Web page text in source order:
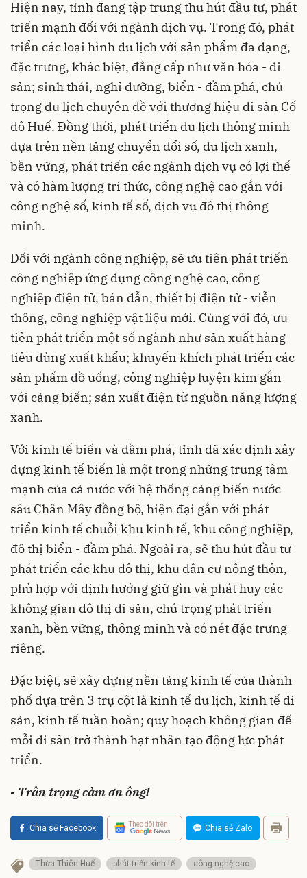
Hiện nay, tỉnh đang tập trung thu hút đầu tư, phát
triển mạnh đối với ngành dịch vụ. Trong đó, phát
triển các loại hình du lịch với sản phẩm đa dạng,
đặc trưng, khác biệt, đẳng cấp như văn hóa - di
sản; sinh thái, nghỉ dưỡng, biển - đầm phá, chú
trọng du lịch chuyên đề với thương hiệu di sản Cố
đô Huế. Đồng thời, phát triển du lịch thông minh
dựa trên nền tảng chuyển đổi số, du lịch xanh,
bền vững, phát triển các ngành dịch vụ có lợi thế
và có hàm lượng tri thức, công nghệ cao gắn với
công nghệ số, kinh tế số, dịch vụ đô thị thông
minh.
Đối với ngành công nghiệp, sẽ ưu tiên phát triển
công nghiệp ứng dụng công nghệ cao, công
nghiệp điện tử, bán dẫn, thiết bị điện tử - viễn
thông, công nghiệp vật liệu mới. Cùng với đó, ưu
tiên phát triển một số ngành như sản xuất hàng
tiêu dùng xuất khẩu; khuyến khích phát triển các
sản phẩm đồ uống, công nghiệp luyện kim gắn
với cảng biển; sản xuất điện từ nguồn năng lượng
xanh.
Với kinh tế biển và đầm phá, tỉnh đã xác định xây
dựng kinh tế biển là một trong những trung tâm
mạnh của cả nước với hệ thống cảng biển nước
sâu Chân Mây đồng bộ, hiện đại gắn với phát
triển kinh tế chuỗi khu kinh tế, khu công nghiệp,
đô thị biển - đầm phá. Ngoài ra, sẽ thu hút đầu tư
phát triển các khu đô thị, khu dân cư nông thôn,
phù hợp với định hướng giữ gìn và phát huy các
không gian đô thị di sản, chú trọng phát triển
xanh, bền vững, thông minh và có nét đặc trưng
riêng.
Đặc biệt, sẽ xây dựng nền tảng kinh tế của thành
phố dựa trên 3 trụ cột là kinh tế du lịch, kinh tế di
sản, kinh tế tuần hoàn; quy hoạch không gian để
mỗi di sản trở thành hạt nhân tạo động lực phát
triển.
- Trân trọng cảm ơn ông!
Chia sẻ Facebook Theo dõi trên Chia sẻ Zalo
Thừa Thiên Huế phát triển kinh tế công nghệ cao